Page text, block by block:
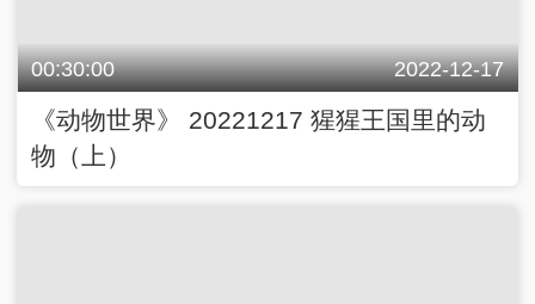
00:30:00 2022-12-17
《动物世界》 20221217 猩猩王国里的动
物（上）